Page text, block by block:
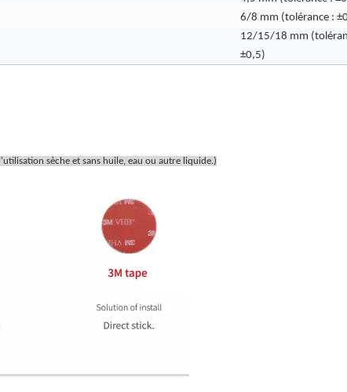
6/8 mm (tolérance :
12/15/18 mm
±0,5)
sèche et sans huile, eau ou autre liquide.)